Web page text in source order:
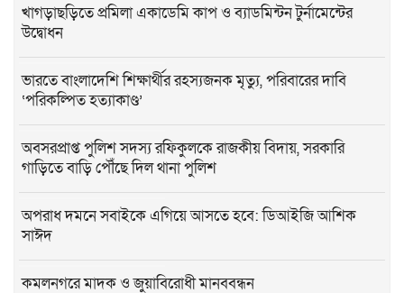
খাগড়াছড়িতে প্রমিলা একাডেমি কাপ ও ব্যাডমিন্টন টুর্নামেন্টের
উদ্বোধন
ভারতে বাংলাদেশি শিক্ষার্থীর রহস্যজনক মৃত্যু, পরিবারের দাবি
‘পরিকল্পিত হত্যাকাণ্ড’
অবসরপ্রাপ্ত পুলিশ সদস্য রফিকুলকে রাজকীয় বিদায়, সরকারি
গাড়িতে বাড়ি পৌঁছে দিল থানা পুলিশ
অপরাধ দমনে সবাইকে এগিয়ে আসতে হবে: ডিআইজি আশিক
সাঈদ
কমলনগরে মাদক ও জুয়াবিরোধী মানববন্ধন